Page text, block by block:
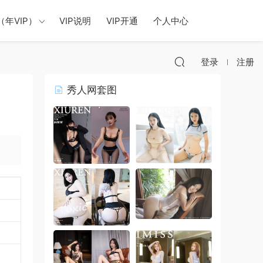
VIP） VIP说明 VIP开通 个人中心
登录 注册
秀人网套图